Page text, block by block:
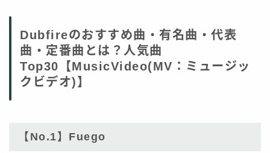
Dubfireのおすすめ曲・有名曲・代表
曲・定番曲とは？人気曲
Top30【MusicVideo(MV：ミュージッ
クビデオ)】
【No.1】Fuego